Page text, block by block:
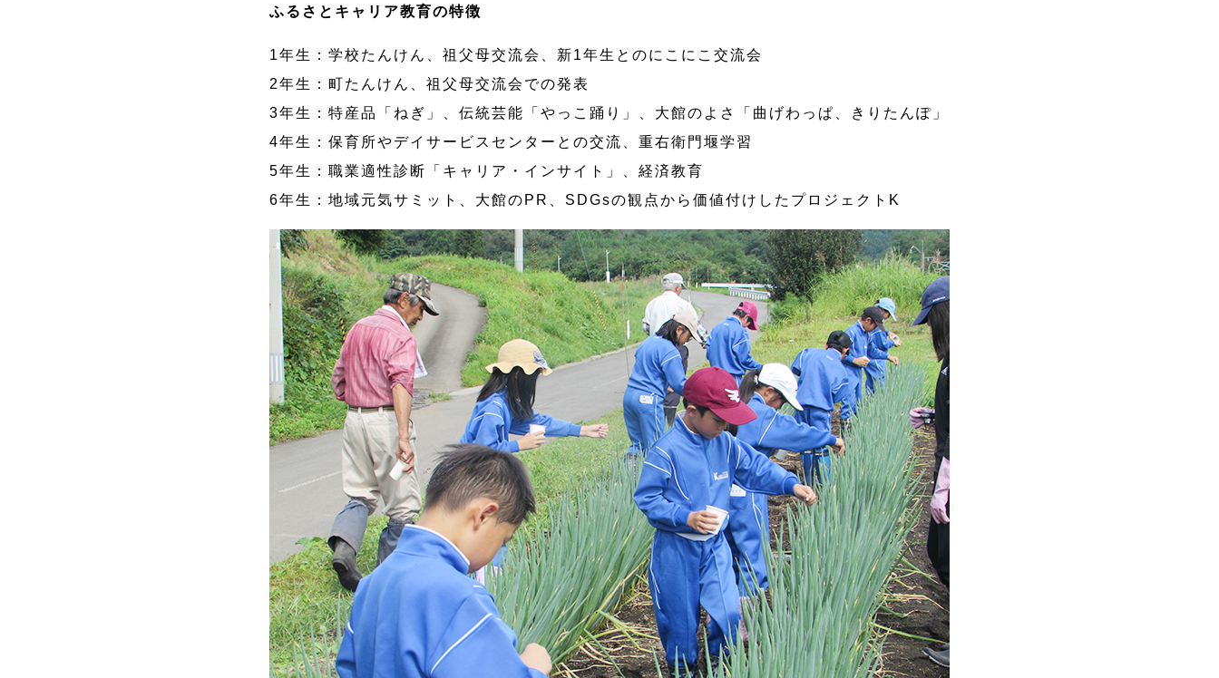
ふるさとキャリア教育の特徴
1年生：学校たんけん、祖父母交流会、新1年生とのにこにこ交流会
2年生：町たんけん、祖父母交流会での発表
3年生：特産品「ねぎ」、伝統芸能「やっこ踊り」、大館のよさ「曲げわっぱ、きりたんぽ」
4年生：保育所やデイサービスセンターとの交流、重右衛門堰学習
5年生：職業適性診断「キャリア・インサイト」、経済教育
6年生：地域元気サミット、大館のPR、SDGsの観点から価値付けしたプロジェクトK